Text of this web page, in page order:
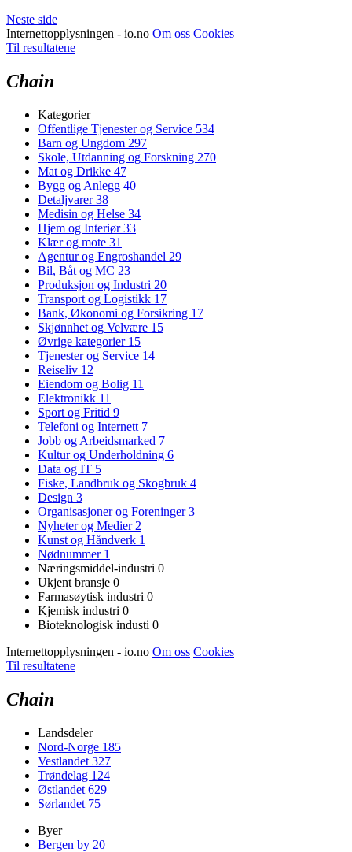
Neste side
Internettopplysningen - io.no Om oss Cookies
Til resultatene
Chain
Kategorier
Offentlige Tjenester og Service 534
Barn og Ungdom 297
Skole, Utdanning og Forskning 270
Mat og Drikke 47
Bygg og Anlegg 40
Detaljvarer38
Medisin og Helse 34
Hjem og Interiør33
Klær og mote 31
Agentur og Engroshandel 29
Bil, Båt og MC 23
Produksjon og Industri 20
Transport og Logistikk 17
Bank, Økonomi og Forsikring 17
Skjønnhet og Velvære 15
Øvrige kategorier 15
Tjenester og Service 14
Reiseliv 12
Eiendom og Bolig 11
Elektronikk 11
Sport og Fritid 9
Telefoni og Internett 7
Jobb og Arbeidsmarked 7
Kultur og Underholdning 6
Data og IT 5
Fiske, Landbruk og Skogbruk 4
Design 3
Organisasjoner og Foreninger3
Nyheter og Medier 2
Kunst og Håndverk 1
Nødnummer 1
Næringsmiddel-industri 0
Ukjent bransje 0
Farmasøytisk industri 0
Kjemisk industri 0
Bioteknologisk industi 0
Internettopplysningen - io.no Om oss Cookies
Til resultatene
Chain
Landsdeler
Nord-Norge 185
Vestlandet 327
Trøndelag 124
Østlandet 629
Sørlandet 75
Byer
Bergen by 20